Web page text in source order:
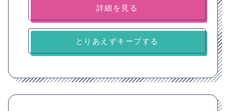
詳細を見る
とりあえずキープする